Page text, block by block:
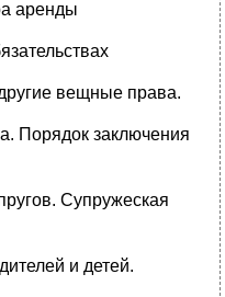
аренды
вещные права.
Порядок заключения
Супружеская
и детей.